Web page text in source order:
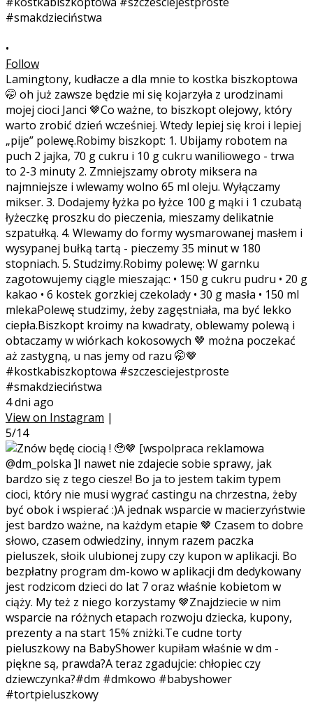
•
Follow
Lamingtony, kudłacze a dla mnie to kostka biszkoptowa
🤭 oh już zawsze będzie mi się kojarzyła z urodzinami
mojej cioci Janci 🤎Co ważne, to biszkopt olejowy, który
warto zrobić dzień wcześniej. Wtedy lepiej się kroi i lepiej
„pije” polewę.Robimy biszkopt: 1. Ubijamy robotem na
puch 2 jajka, 70 g cukru i 10 g cukru waniliowego - trwa
to 2-3 minuty 2. Zmniejszamy obroty miksera na
najmniejsze i wlewamy wolno 65 ml oleju. Wyłączamy
mikser. 3. Dodajemy łyżka po łyżce 100 g mąki i 1 czubatą
łyżeczkę proszku do pieczenia, mieszamy delikatnie
szpatułką. 4. Wlewamy do formy wysmarowanej masłem i
wysypanej bułką tartą - pieczemy 35 minut w 180
stopniach. 5. Studzimy.Robimy polewę: W garnku
zagotowujemy ciągle mieszając: • 150 g cukru pudru • 20 g
kakao • 6 kostek gorzkiej czekolady • 30 g masła • 150 ml
mlekaPolewę studzimy, żeby zagęstniała, ma być lekko
ciepła.Biszkopt kroimy na kwadraty, oblewamy polewą i
obtaczamy w wiórkach kokosowych 🤎 można poczekać
aż zastygną, u nas jemy od razu 🤭🤎
#kostkabiszkoptowa #szczesciejestproste
#smakdzieciństwa
4 dni ago
View on Instagram |
5/14